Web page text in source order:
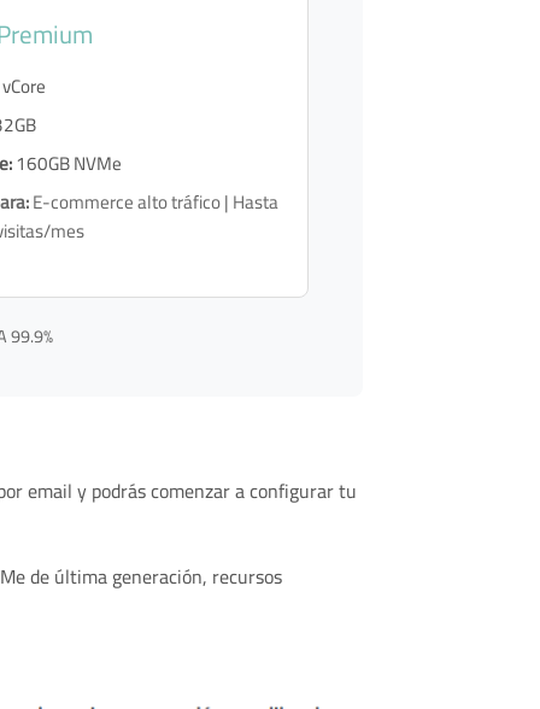
160GB NVMe
E-commerce alto tráfico | Hasta
mes
99.9%
email y podrás comenzar a configurar tu
de última generación, recursos